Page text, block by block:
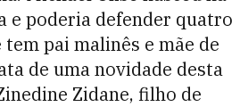
e poderia defender quatro
pai malinês e mãe de
de uma novidade desta
Zidane, filho de